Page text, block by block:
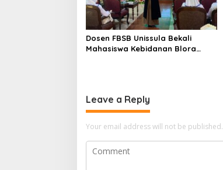
Dosen FBSB Unissula Bekali
Mahasiswa Kebidanan Blora
Leave a Reply
Your email address will not be published.